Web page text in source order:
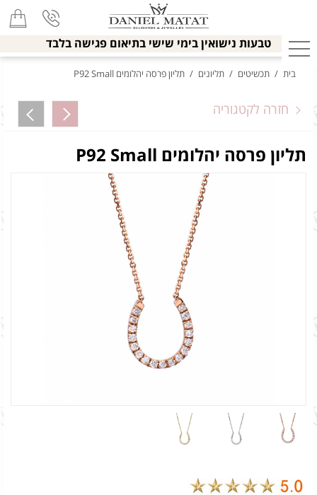
טבעות נישואין בימי שישי בתיאום פגישה בלבד
בית / תכשיטים / תליונים / תליון פרסה יהלומים P92 Small
חזרה לקטגוריה
תליון פרסה יהלומים P92 Small